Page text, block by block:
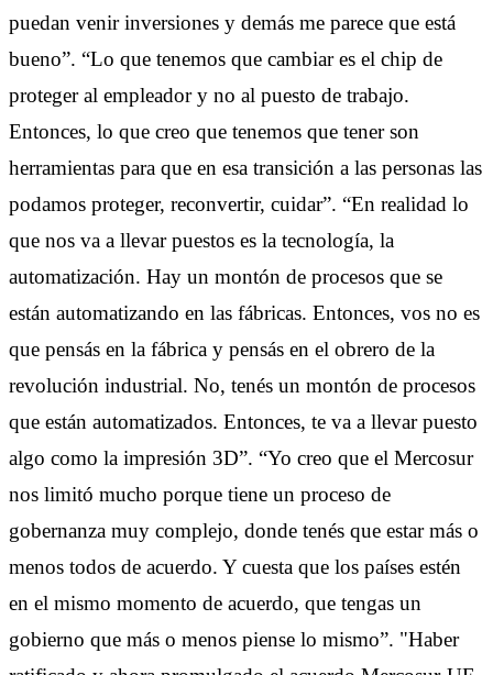
puedan venir inversiones y demás me parece que está
bueno”. “Lo que tenemos que cambiar es el chip de
proteger al empleador y no al puesto de trabajo.
Entonces, lo que creo que tenemos que tener son
herramientas para que en esa transición a las personas las
podamos proteger, reconvertir, cuidar”. “En realidad lo
que nos va a llevar puestos es la tecnología, la
automatización. Hay un montón de procesos que se
están automatizando en las fábricas. Entonces, vos no es
que pensás en la fábrica y pensás en el obrero de la
revolución industrial. No, tenés un montón de procesos
que están automatizados. Entonces, te va a llevar puesto
algo como la impresión 3D”. “Yo creo que el Mercosur
nos limitó mucho porque tiene un proceso de
gobernanza muy complejo, donde tenés que estar más o
menos todos de acuerdo. Y cuesta que los países estén
en el mismo momento de acuerdo, que tengas un
gobierno que más o menos piense lo mismo”. "Haber